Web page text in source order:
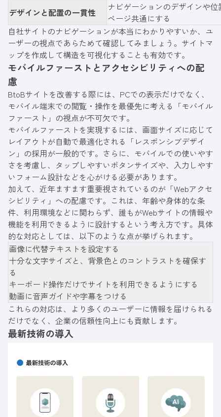
デザインと配置の一貫性
ナビゲーションのデザインや位
ページ共通にする
自社サイトのナビゲーションが本当にわかりやすいか、ユ
ーザーの視点であらためて確認してみましょう。サイトマ
ップを作成して構造を可視化することも有効です。
モバイルファーストとアクセシビリティへの配
慮
BtoBサイトを改善する際には、PCでの表示だけでなく、
モバイル端末での閲覧・操作を最優先に考える「モバイル
ファースト」の視点が不可欠です。
モバイルファーストを実現するには、画面サイズに応じて
レイアウトが自動で最適化される「レスポンシブデザイ
ン」の採用が一般的です。さらに、モバイルでの使いやす
さを考慮し、タップしやすいボタンサイズや、入力しやす
いフォーム設計などを心がける必要があります。
加えて、近年ますます重要視されているのが「Webアクセ
シビリティ」への配慮です。これは、年齢や身体的な条
件、利用環境などに関わらず、誰もがWebサイトの情報や
機能を利用できるように設計するという考え方です。具体
的な対応としては、以下のような点が挙げられます。
画像に代替テキストを設定する
十分な文字サイズと、背景色とのコントラストを確保す
る
キーボード操作だけでサイトを利用できるようにする
動画に音声ガイドや字幕をつける
これらの対応は、より多くのユーザーに情報を届けられる
だけでなく、企業の信頼性向上にも貢献します。
最新技術の導入